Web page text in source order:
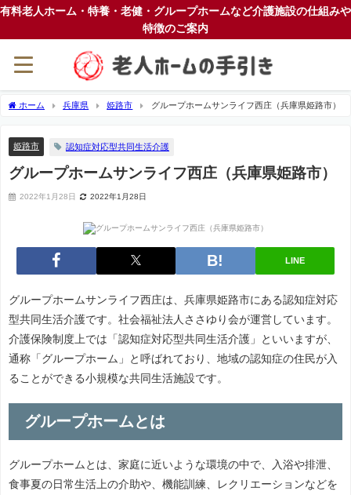
有料老人ホーム・特養・老健・グループホームなど介護施設の仕組みや
特徴のご案内
ホーム 兵庫県 姫路市 グループホームサンライフ西庄（兵庫県姫路市）
姫路市 認知症対応型共同生活介護
グループホームサンライフ西庄（兵庫県姫路市）
2022年1月28日 2022年1月28日
LINE
グループホームサンライフ西庄は、兵庫県姫路市にある認知症対応
型共同生活介護です。社会福祉法人ささゆり会が運営しています。
介護保険制度上では「認知症対応型共同生活介護」といいますが、
通称「グループホーム」と呼ばれており、地域の認知症の住民が入
ることができる小規模な共同生活施設です。
グループホームとは
グループホームとは、家庭に近いような環境の中で、入浴や排泄、
食事夏の日常生活上の介助や、機能訓練、レクリエーションなどを